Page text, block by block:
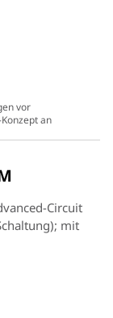
vor
an
und
Circuit
mit